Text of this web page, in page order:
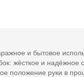
и бытовое
жёсткое и надёжное
положение руки в